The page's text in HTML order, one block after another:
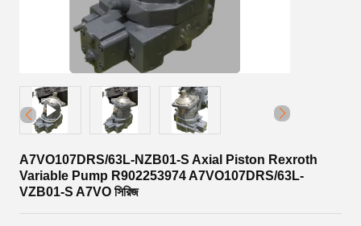
A7VO107DRS/63L-NZB01-S Axial Piston Rexroth
Variable Pump R902253974 A7VO107DRS/63L-
VZB01-S A7VO সিরিজ